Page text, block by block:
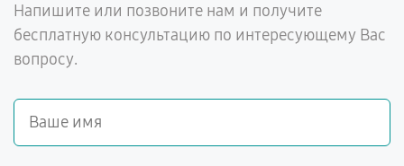
Напишите или позвоните нам и получите
бесплатную консультацию по интересующему Вас
вопросу.